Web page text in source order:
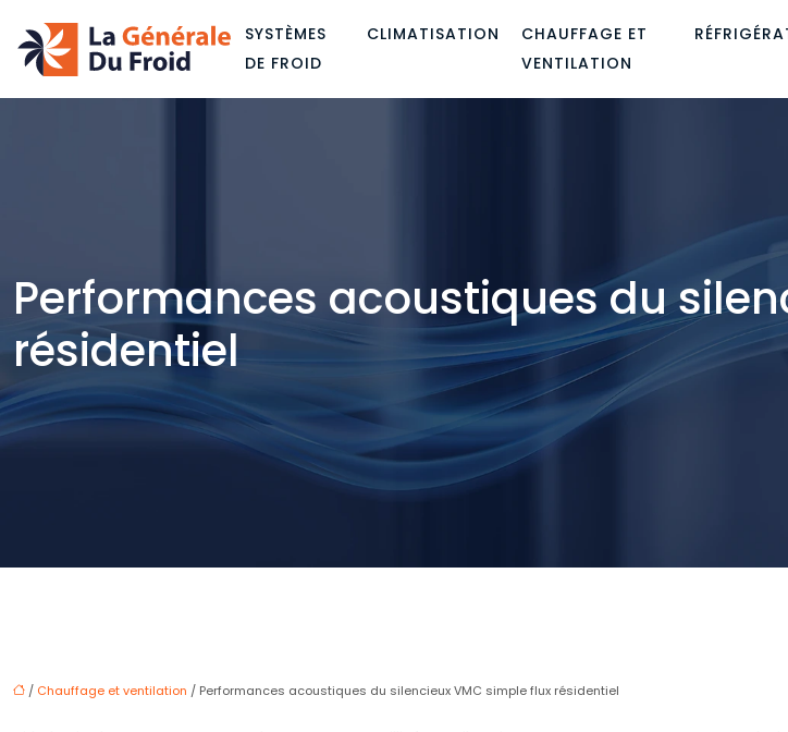
SYSTÈMES
DE FROID
CLIMATISATION
CHAUFFAGE ET
VENTILATION
Performances acoustiques du
résidentiel
/ Chauffage et ventilation / Performances acoustiques du silencieux VMC simple flux résidentiel